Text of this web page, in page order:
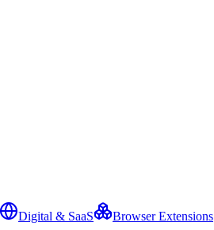
Digital & SaaS Browser Extensions